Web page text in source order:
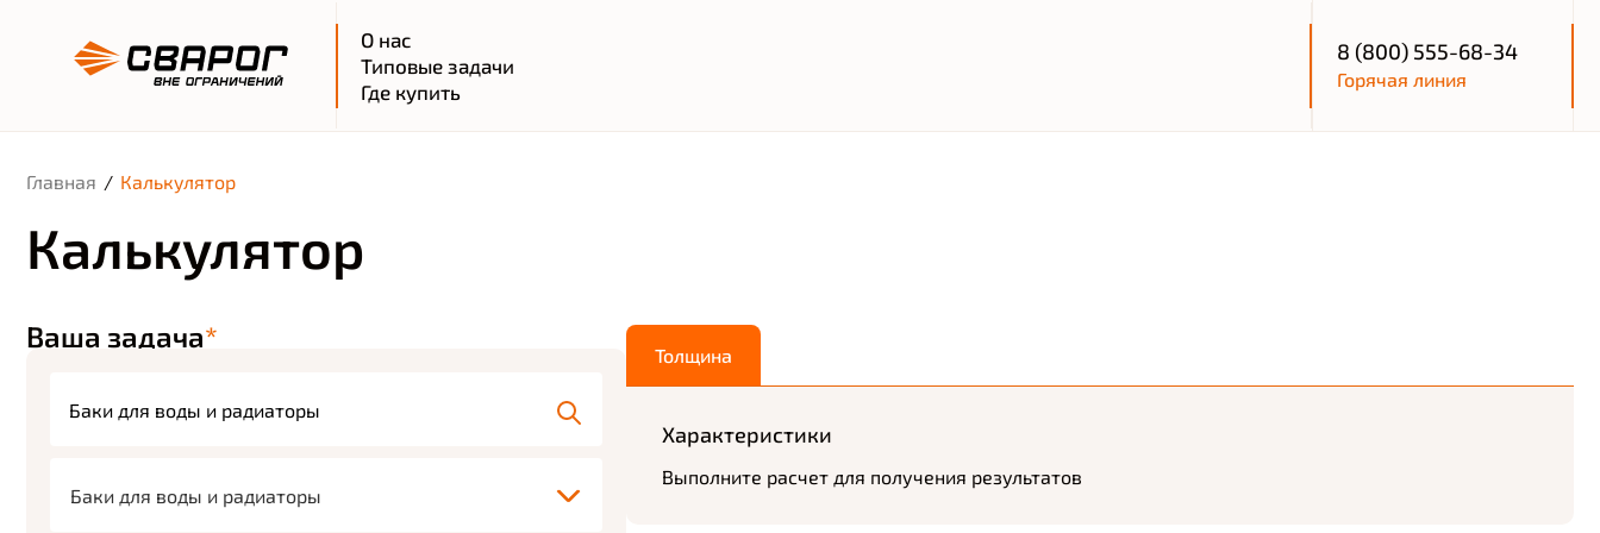
О нас
Типовые задачи
Где купить
8 (800) 555-68-34
Горячая линия
Главная / Калькулятор
Калькулятор
Ваша задача*
Баки для воды и радиаторы
Толщина
Характеристики
Выполните расчет для получения результатов